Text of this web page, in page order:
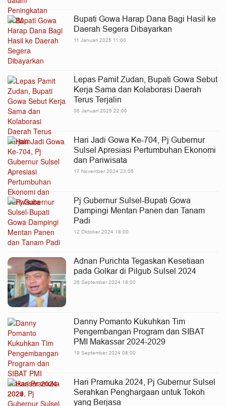
Bupati Gowa Harap Dana Bagi Hasil ke
Daerah Segera Dibayarkan
11 Januari 2025 11:00
Lepas Pamit Zudan, Bupati Gowa Sebut
Kerja Sama dan Kolaborasi Daerah
Terus Terjalin
06 Januari 2025 22:00
Hari Jadi Gowa Ke-704, Pj Gubernur
Sulsel Apresiasi Pertumbuhan Ekonomi
dan Pariwisata
17 November 2024 23:05
Pj Gubernur Sulsel-Bupati Gowa
Dampingi Mentan Panen dan Tanam
Padi
12 Oktober 2024 18:00
Adnan Purichta Tegaskan Kesetiaan
pada Golkar di Pilgub Sulsel 2024
26 September 2024 18:00
Danny Pomanto Kukuhkan Tim
Pengembangan Program dan SIBAT
PMI Makassar 2024-2029
19 September 2024 08:00
Hari Pramuka 2024, Pj Gubernur Sulsel
Serahkan Penghargaan untuk Tokoh
yang Berjasa